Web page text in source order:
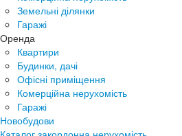
Земельні ділянки
Гаражі
Оренда
Квартири
Будинки, дачі
Офісні приміщення
Комерційна нерухомість
Гаражі
Новобудови